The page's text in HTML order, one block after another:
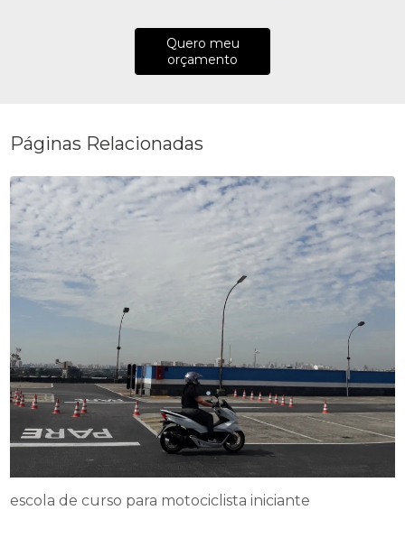
Quero meu
orçamento
Páginas Relacionadas
escola de curso para motociclista iniciante